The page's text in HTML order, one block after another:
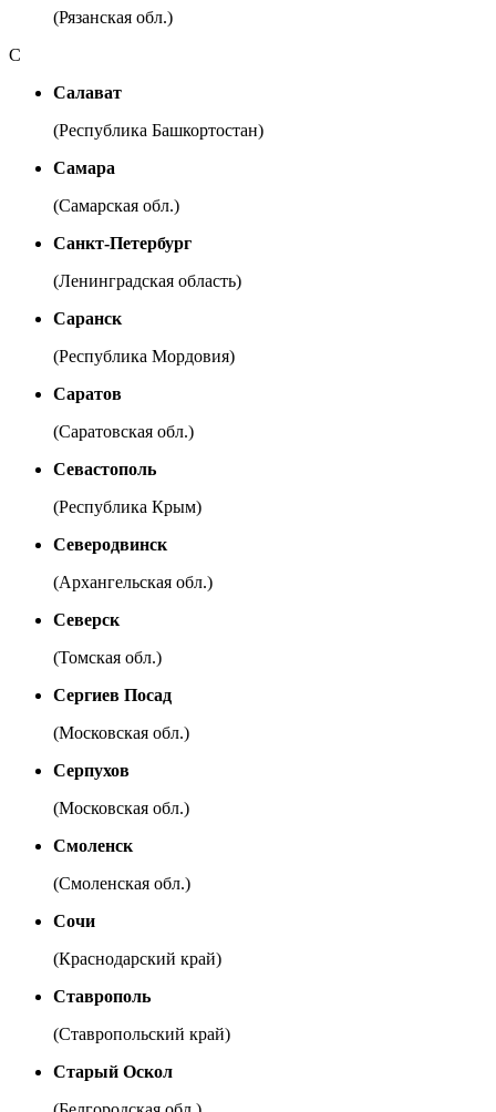
(Рязанская обл.)
С
Салават
(Республика Башкортостан)
Самара
(Самарская обл.)
Санкт-Петербург
(Ленинградская область)
Саранск
(Республика Мордовия)
Саратов
(Саратовская обл.)
Севастополь
(Республика Крым)
Северодвинск
(Архангельская обл.)
Северск
(Томская обл.)
Сергиев Посад
(Московская обл.)
Серпухов
(Московская обл.)
Смоленск
(Смоленская обл.)
Сочи
(Краснодарский край)
Ставрополь
(Ставропольский край)
Старый Оскол